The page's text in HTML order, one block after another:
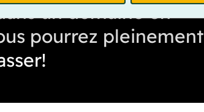
un domaine en
pourrez pleinement